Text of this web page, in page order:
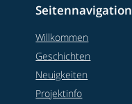
Seitennavigation
Willkommen
Geschichten
Neuigkeiten
Projektinfo